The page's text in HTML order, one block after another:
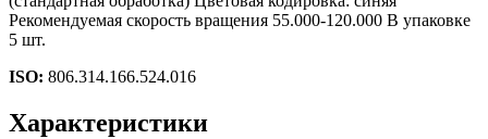
Рекомендуемая скорость вращения 55.000-120.000 В упаковке
5 шт.
ISO: 806.314.166.524.016
Характеристики